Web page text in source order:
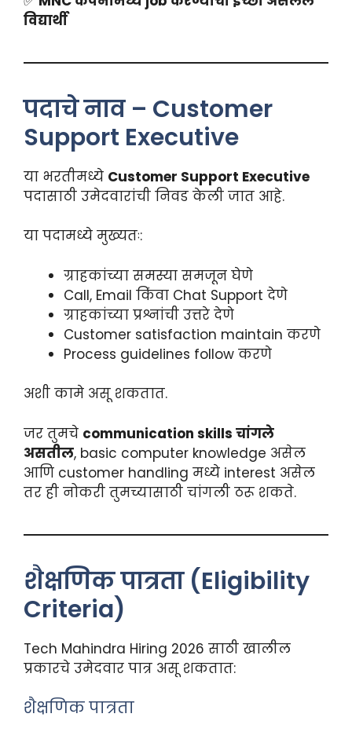
विद्यार्थी
पदाचे नाव – Customer
Support Executive
या भरतीमध्ये Customer Support Executive
पदासाठी उमेदवारांची निवड केली जात आहे.
या पदामध्ये मुख्यतः:
ग्राहकांच्या समस्या समजून घेणे
Call, Email किंवा Chat Support देणे
ग्राहकांच्या प्रश्नांची उत्तरे देणे
Customer satisfaction maintain करणे
Process guidelines follow करणे
अशी कामे असू शकतात.
जर तुमचे communication skills चांगले
असतील, basic computer knowledge असेल
आणि customer handling मध्ये interest असेल
तर ही नोकरी तुमच्यासाठी चांगली ठरू शकते.
शैक्षणिक पात्रता (Eligibility
Criteria)
Tech Mahindra Hiring 2026 साठी खालील
प्रकारचे उमेदवार पात्र असू शकतात:
शैक्षणिक पात्रता